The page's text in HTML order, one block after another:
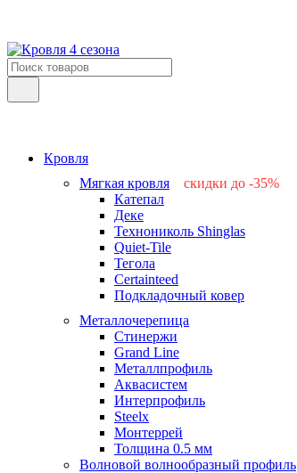
Кровля
Мягкая кровля
скидки до -35%
Катепал
Деке
Технониколь Shinglas
Quiet-Tile
Тегола
Certainteed
Подкладочный ковер
Металлочерепица
Стинержи
Grand Line
Металлпрофиль
Аквасистем
Интерпрофиль
Steelx
Монтеррей
Толщина 0.5 мм
Волновой волнообразный профиль